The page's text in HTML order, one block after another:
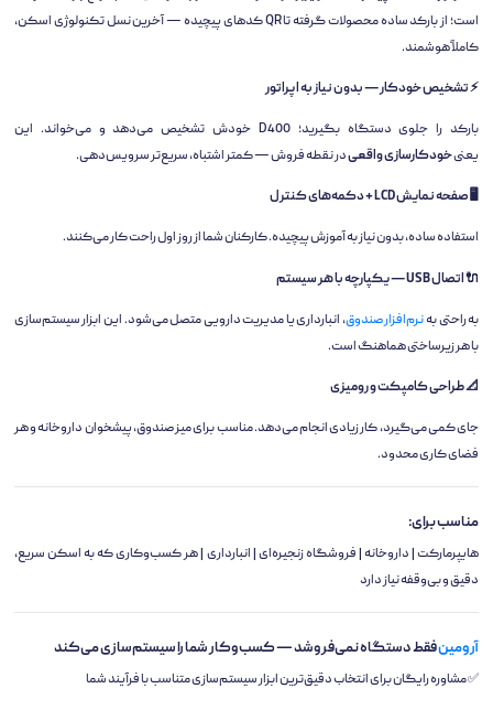
است؛ از بارکد ساده محصولات گرفته تا QR کدهای پیچیده — آخرین نسل تکنولوژی اسکن،
کاملاً هوشمند.
⚡ تشخیص خودکار — بدون نیاز به اپراتور
بارکد را جلوی دستگاه بگیرید؛ D400 خودش تشخیص می‌دهد و می‌خواند. این
یعنیخودکارسازی واقعیدر نقطه فروش — کمتر اشتباه، سریع‌تر سرویس‌دهی.
🖥️ صفحه نمایش LCD + دکمه‌های کنترل
استفاده ساده، بدون نیاز به آموزش پیچیده. کارکنان شما از روز اول راحت کار می‌کنند.
🔌 اتصال USB — یکپارچه با هر سیستم
به راحتی بهنرم‌افزار صندوق، انبارداری یا مدیریت دارویی متصل می‌شود. این ابزار سیستم‌سازی
با هر زیرساختی هماهنگ است.
📐 طراحی کامپکت و رومیزی
جای کمی می‌گیرد، کار زیادی انجام می‌دهد. مناسب برای میز صندوق، پیشخوان داروخانه و هر
فضای کاری محدود.
مناسب برای:
هایپرمارکت | داروخانه | فروشگاه زنجیره‌ای | انبارداری | هر کسب‌وکاری که به اسکن سریع،
دقیق و بی‌وقفه نیاز دارد
آرومینفقط دستگاه نمی‌فروشد — کسب‌وکار شما را سیستم‌سازی می‌کند
✅ مشاوره رایگان برای انتخاب دقیق‌ترین ابزار سیستم‌سازی متناسب با فرآیند شما